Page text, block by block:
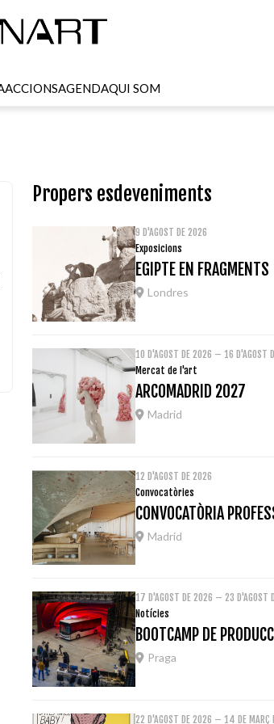
ACCIONSAGENDAQUI SOM
Propers esdeveniments
9 D'AGOST DE 2026
Exposicions
EGIPTE EN FRAGMENTS
Londres
10 D'AGOST DE 2026 – 16 D'AGOST
Mercat de l'art
ARCOMADRID 2027
Madrid
12 D'AGOST DE 2026
Convocatòries
CONVOCATÒRIA
Madrid
17 D'AGOST DE 2026 – 23 D'AGOST
Notícies
BOOTCAMP DE
Praga
22 D'AGOST DE 2026 – 14 DE MARÇ